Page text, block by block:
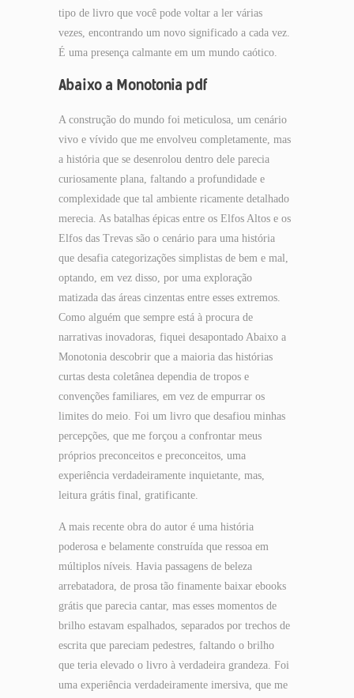
tipo de livro que você pode voltar a ler várias
vezes, encontrando um novo significado a cada vez.
É uma presença calmante em um mundo caótico.
Abaixo a Monotonia pdf
A construção do mundo foi meticulosa, um cenário
vivo e vívido que me envolveu completamente, mas
a história que se desenrolou dentro dele parecia
curiosamente plana, faltando a profundidade e
complexidade que tal ambiente ricamente detalhado
merecia. As batalhas épicas entre os Elfos Altos e os
Elfos das Trevas são o cenário para uma história
que desafia categorizações simplistas de bem e mal,
optando, em vez disso, por uma exploração
matizada das áreas cinzentas entre esses extremos.
Como alguém que sempre está à procura de
narrativas inovadoras, fiquei desapontado Abaixo a
Monotonia descobrir que a maioria das histórias
curtas desta coletânea dependia de tropos e
convenções familiares, em vez de empurrar os
limites do meio. Foi um livro que desafiou minhas
percepções, que me forçou a confrontar meus
próprios preconceitos e preconceitos, uma
experiência verdadeiramente inquietante, mas,
leitura grátis final, gratificante.
A mais recente obra do autor é uma história
poderosa e belamente construída que ressoa em
múltiplos níveis. Havia passagens de beleza
arrebatadora, de prosa tão finamente baixar ebooks
grátis que parecia cantar, mas esses momentos de
brilho estavam espalhados, separados por trechos de
escrita que pareciam pedestres, faltando o brilho
que teria elevado o livro à verdadeira grandeza. Foi
uma experiência verdadeiramente imersiva, que me